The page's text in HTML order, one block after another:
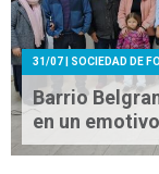
31/07 | SOCIEDAD DE
Barrio
en un